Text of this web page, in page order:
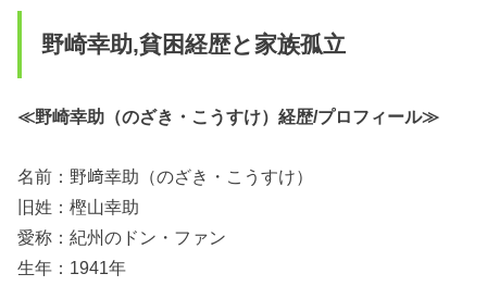
野崎幸助,貧困経歴と家族孤立
≪野崎幸助（のざき・こうすけ）経歴/プロフィール≫
名前：野﨑幸助（のざき・こうすけ）
旧姓：樫山幸助
愛称：紀州のドン・ファン
生年：1941年